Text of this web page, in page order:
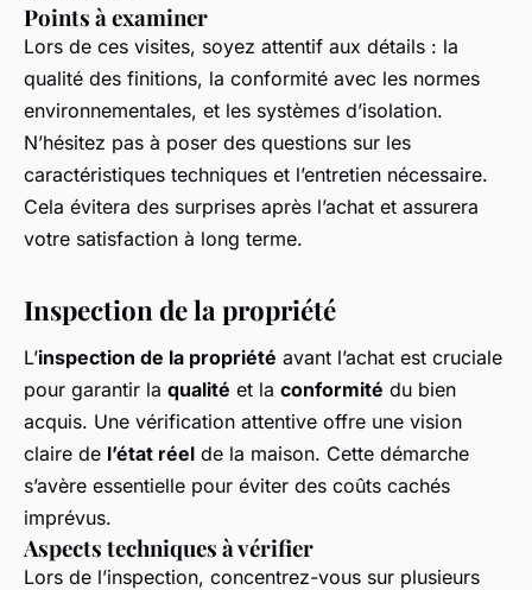
Points à examiner
Lors de ces visites, soyez attentif aux détails : la
qualité des finitions, la conformité avec les normes
environnementales, et les systèmes d’isolation.
N’hésitez pas à poser des questions sur les
caractéristiques techniques et l’entretien nécessaire.
Cela évitera des surprises après l’achat et assurera
votre satisfaction à long terme.
Inspection de la propriété
L’inspection de la propriété avant l’achat est cruciale
pour garantir la qualité et la conformité du bien
acquis. Une vérification attentive offre une vision
claire de l’état réel de la maison. Cette démarche
s’avère essentielle pour éviter des coûts cachés
imprévus.
Aspects techniques à vérifier
Lors de l’inspection, concentrez-vous sur plusieurs